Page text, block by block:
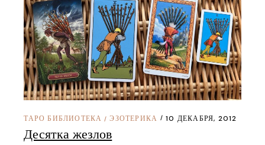
ТАРО БИБЛИОТЕКА /ЭЗОТЕРИКА 10 ДЕКАБРЯ, 2012
Десятка жезлов